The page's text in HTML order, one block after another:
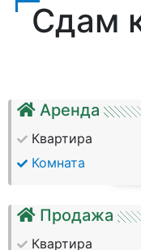
Сдам
Аренда
Квартира
Комната
Продажа
Квартира